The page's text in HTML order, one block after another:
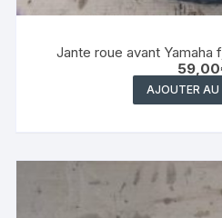
Jante roue avant Yamaha
59,00
AJOUTER AU